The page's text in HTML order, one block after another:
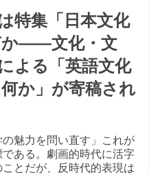
特集「日本文化
か——文化・文
よる「英語文化
か」が寄稿され
魅力を問い直す」これが
である。劇画的時代に活字
とだが、反時代的表現は